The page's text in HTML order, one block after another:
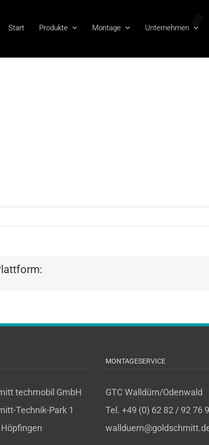
Start Produkte Montage Unternehmen
techmobil GmbH
Technik-Park 1
MONTAGESERVICE
GTC Walldürn/Odenwald
Tel. +49 (0) 62 82 / 92 76